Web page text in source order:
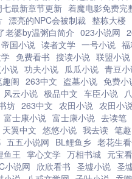
最新章节更新 着魔电影免费完
漂亮的NPC会被制裁 整栋大楼
老婆by温粥白简介 023小说网
帝国小说 读者文学 一号小说
免费看书 搜读小说 联盟小说
说 功夫小说 瓜瓜小说 青豆
趣阁 263中文 盗墓小说 免费小
风云小说 极品中文 车臣小说
坊 263中文 农田小说 农田小
富士康小说 富士康小说 去读笔
天翼中文 悠悠小说 我去读 笔
五五小说网 BL鲤鱼乡 老花生
鱼王 掌心文学 万相书城 元宝
小说网 欣欣看书 圣墟小说 圣